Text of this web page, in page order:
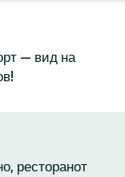
— вид на
ресторанот